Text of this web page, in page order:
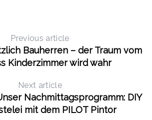
Previous article
Bauherren – der Traum vom
Kinderzimmer wird wahr
Next article
Nachmittagsprogramm: DIY
mit dem PILOT Pintor